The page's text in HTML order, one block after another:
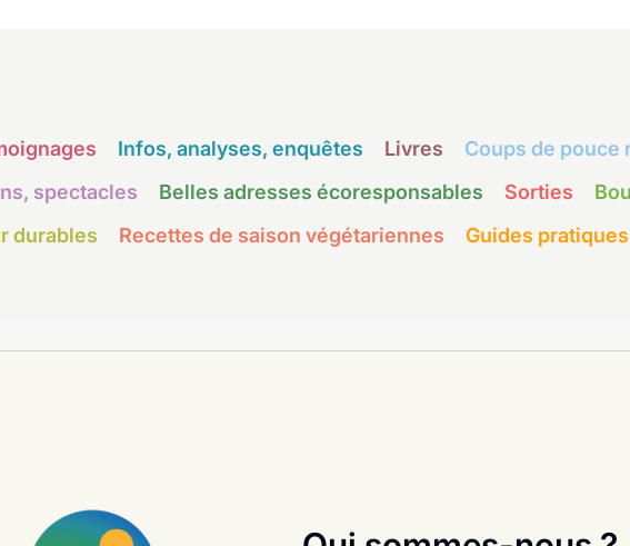
Infos, analyses, enquêtes Livres
Coups de pouce
spectacles
Belles adresses écoresponsables Sorties
durables
Recettes de saison végétariennes Guides